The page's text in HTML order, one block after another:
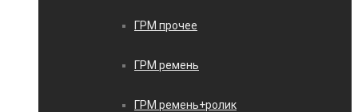
ГРМ прочее
ГРМ ремень
ГРМ ремень+ролик